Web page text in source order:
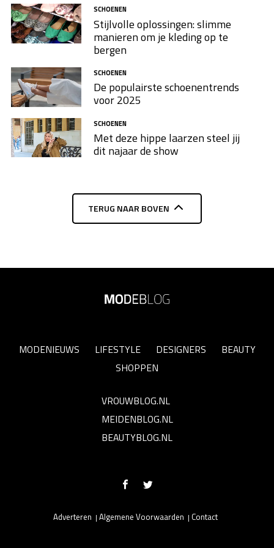
SCHOENEN
Stijlvolle oplossingen: slimme
manieren om je kleding op te
bergen
SCHOENEN
De populairste schoenentrends
voor 2025
SCHOENEN
Met deze hippe laarzen steel jij
dit najaar de show
TERUG NAAR BOVEN
MODENIEUWS LIFESTYLE DESIGNERS
BEAUTY
SHOPPEN
VROUWBLOG.NL
MEIDENBLOG.NL
BEAUTYBLOG.NL
Adverteren Algemene Voorwaarden Contact